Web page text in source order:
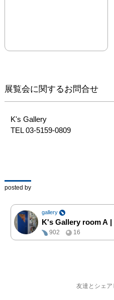
展覧会に関するお問合せ
K's Gallery
TEL 03-5159-0809
posted by
gallery
K's Gallery room A |
902
16
友達とシェア